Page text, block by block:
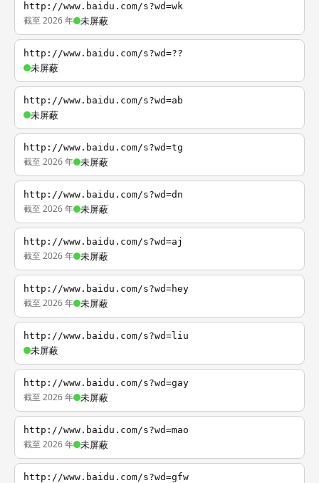
http://www.baidu.com/s?wd=wk
截至 2026 年 未屏蔽
http://www.baidu.com/s?wd=??
未屏蔽
http://www.baidu.com/s?wd=ab
未屏蔽
http://www.baidu.com/s?wd=tg
截至 2026 年 未屏蔽
http://www.baidu.com/s?wd=dn
截至 2026 年 未屏蔽
http://www.baidu.com/s?wd=aj
截至 2026 年 未屏蔽
http://www.baidu.com/s?wd=hey
截至 2026 年 未屏蔽
http://www.baidu.com/s?wd=liu
未屏蔽
http://www.baidu.com/s?wd=gay
截至 2026 年 未屏蔽
http://www.baidu.com/s?wd=mao
截至 2026 年 未屏蔽
http://www.baidu.com/s?wd=gfw